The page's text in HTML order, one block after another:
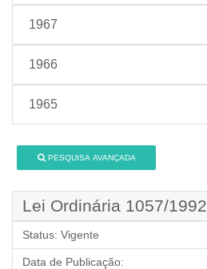
1967
1966
1965
PESQUISA AVANÇADA
Lei Ordinária 1057/1992
Status: Vigente
Data de Publicação: